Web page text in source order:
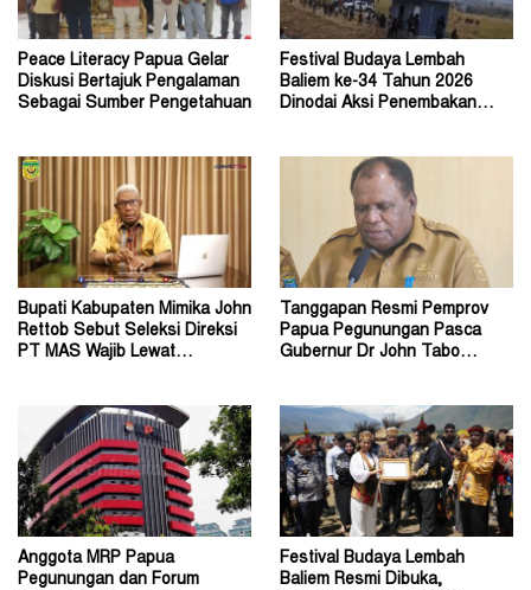
Peace Literacy Papua Gelar
Diskusi Bertajuk Pengalaman
Sebagai Sumber Pengetahuan
Festival Budaya Lembah
Baliem ke-34 Tahun 2026
Dinodai Aksi Penembakan
Bupati Kabupaten Mimika John
Rettob Sebut Seleksi Direksi
PT MAS Wajib Lewat
Tanggapan Resmi Pemprov
Papua Pegunungan Pasca
Gubernur Dr John Tabo
Anggota MRP Papua
Pegunungan dan Forum
Festival Budaya Lembah
Baliem Resmi Dibuka,